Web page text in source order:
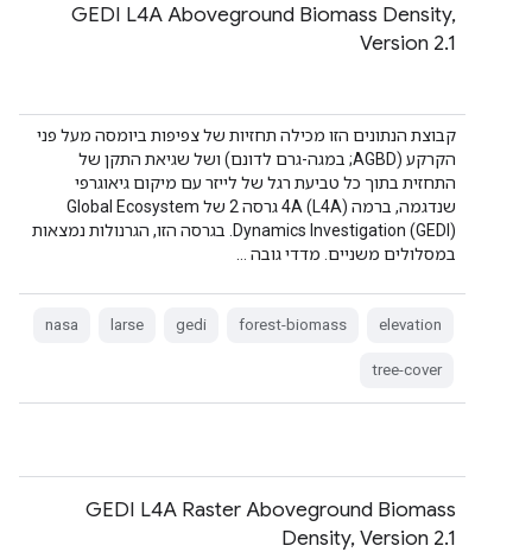
GEDI L4A Aboveground Biomass Density,
Version 2.1
קבוצת הנתונים הזו מכילה תחזיות של צפיפות ביומסה מעל פני
הקרקע (AGBD; במגה-גרם לדונם) ושל שגיאת התקן של
התחזית בתוך כל טביעת רגל של לייזר עם מיקום גיאוגרפי
שנדגמה, ברמה 4A (L4A) גרסה 2 של Global Ecosystem
Dynamics Investigation (GEDI). בגרסה הזו, הגרנולות נמצאות
במסלולים משניים. מדדי גובה …
elevation
forest-biomass
gedi
larse
nasa
tree-cover
GEDI L4A Raster Aboveground Biomass
Density, Version 2.1